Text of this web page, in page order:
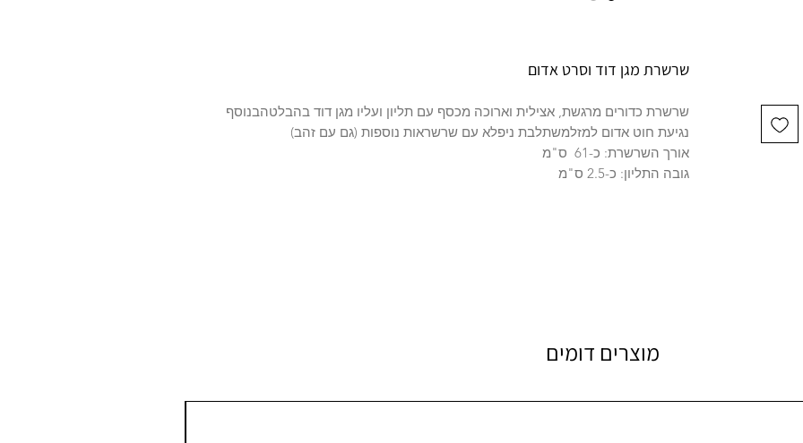
שרשרת מגן דוד וסרט אדום
שרשרת כדורים מרגשת, אצילית וארוכה מכסף עם תליון ועליו מגן דוד בהבלטהבנוסף
נגיעת חוט אדום למזלמשתלבת ניפלא עם שרשראות נוספות (גם עם זהב)
אורך השרשרת: כ-61 ס"מ
גובה התליון: כ-2.5 ס"מ
מוצרים דומים